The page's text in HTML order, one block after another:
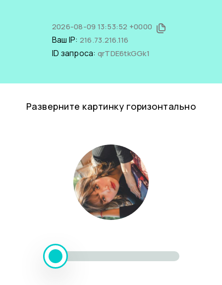
2026-08-09 13:53:52 +0000
Ваш IP: 216.73.216.116
ID запроса: qrTDE6tkGGk1
Разверните картинку горизонтально